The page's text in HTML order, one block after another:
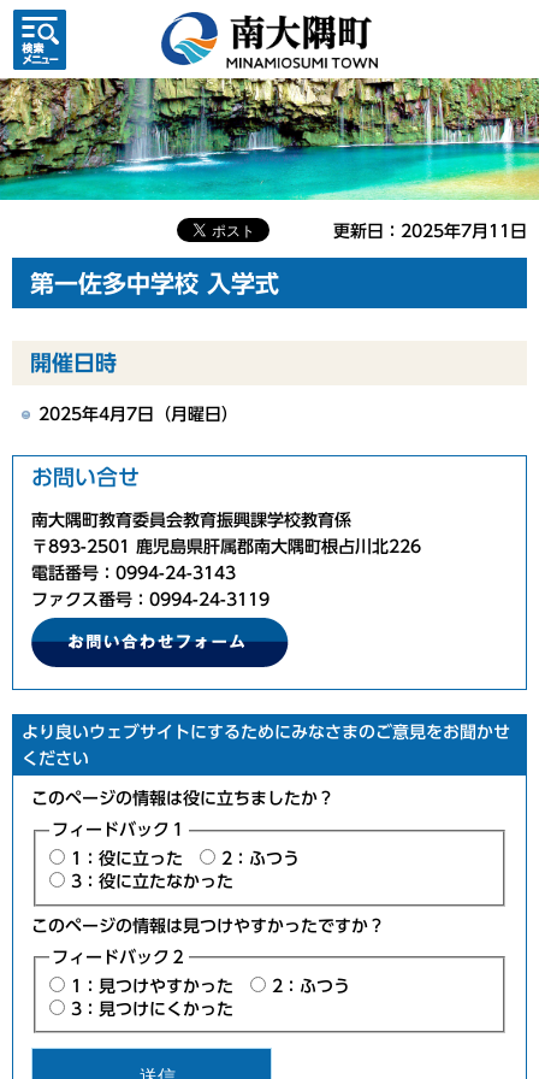
検索・
共通メ
ニュー
更新日：2025年7月11日
第一佐多中学校 入学式
開催日時
2025年4月7日（月曜日）
お問い合せ
南大隅町教育委員会教育振興課学校教育係
〒893-2501 鹿児島県肝属郡南大隅町根占川北226
電話番号：0994-24-3143
ファクス番号：0994-24-3119
より良いウェブサイトにするためにみなさまのご意見をお聞かせ
ください
このページの情報は役に立ちましたか？
フィードバック１
1：役に立った
2：ふつう
3：役に立たなかった
このページの情報は見つけやすかったですか？
フィードバック２
1：見つけやすかった
2：ふつう
3：見つけにくかった